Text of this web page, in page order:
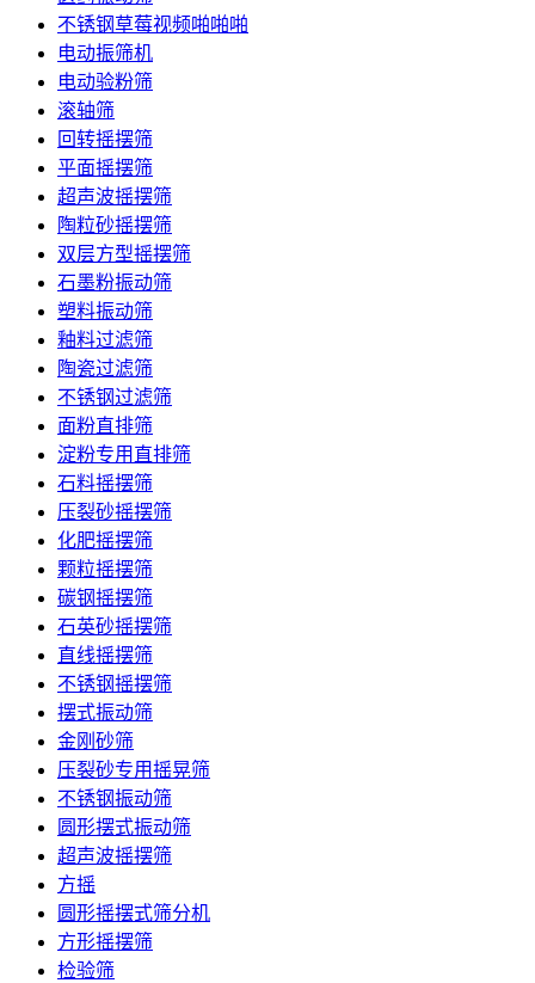
不锈钢草莓视频啪啪啪
电动振筛机
电动验粉筛
滚轴筛
回转摇摆筛
平面摇摆筛
超声波摇摆筛
陶粒砂摇摆筛
双层方型摇摆筛
石墨粉振动筛
塑料振动筛
釉料过滤筛
陶瓷过滤筛
不锈钢过滤筛
面粉直排筛
淀粉专用直排筛
石料摇摆筛
压裂砂摇摆筛
化肥摇摆筛
颗粒摇摆筛
碳钢摇摆筛
石英砂摇摆筛
直线摇摆筛
不锈钢摇摆筛
摆式振动筛
金刚砂筛
压裂砂专用摇晃筛
不锈钢振动筛
圆形摆式振动筛
超声波摇摆筛
方摇
圆形摇摆式筛分机
方形摇摆筛
检验筛